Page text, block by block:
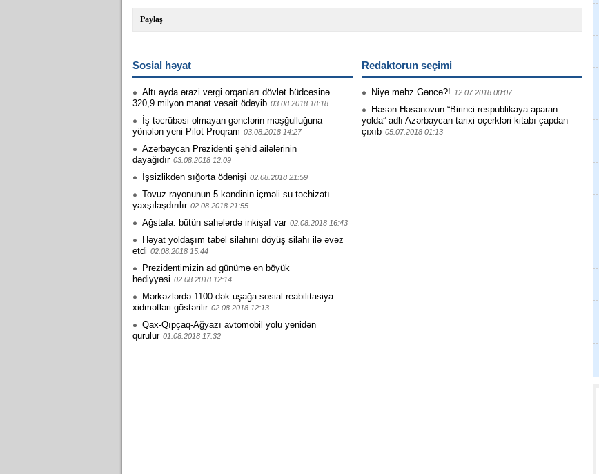
Paylaş
Sosial həyat
Altı ayda ərazi vergi orqanları dövlət büdcəsinə
320,9 milyon manat vəsait ödəyib 03.08.2018 18:18
İş təcrübəsi olmayan gənclərin məşğulluğuna
yönələn yeni Pilot Proqram 03.08.2018 14:27
Azərbaycan Prezidenti şəhid ailələrinin
dayağıdır 03.08.2018 12:09
İşsizlikdən sığorta ödənişi 02.08.2018 21:59
Tovuz rayonunun 5 kəndinin içməli su təchizatı
yaxşılaşdırılır 02.08.2018 21:55
Ağstafa: bütün sahələrdə inkişaf var 02.08.2018 16:43
Həyat yoldaşım tabel silahını döyüş silahı ilə əvəz
etdi 02.08.2018 15:44
Prezidentimizin ad günümə ən böyük
hədiyyəsi 02.08.2018 12:14
Mərkəzlərdə 1100-dək uşağa sosial reabilitasiya
xidmətləri göstərilir 02.08.2018 12:13
Qax-Qıpçaq-Ağyazı avtomobil yolu yenidən
qurulur 01.08.2018 17:32
Redaktorun seçimi
Niyə məhz Gəncə?! 12.07.2018 00:07
Həsən Həsənovun “Birinci respublikaya aparan
yolda” adlı Azərbaycan tarixi oçerkləri kitabı çapdan
çıxıb 05.07.2018 01:13